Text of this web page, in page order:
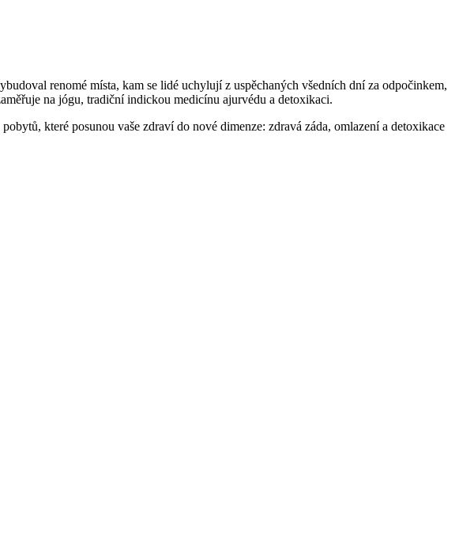
renomé místa, kam se lidé uchylují z uspěchaných všedních dní za odpočinkem,
na jógu, tradiční indickou medicínu ajurvédu a detoxikaci.
které posunou vaše zdraví do nové dimenze: zdravá záda, omlazení a detoxikace